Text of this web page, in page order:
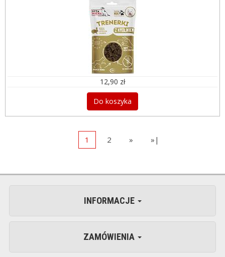
12,90 zł
Do koszyka
1 2 » »|
INFORMACJE
ZAMÓWIENIA